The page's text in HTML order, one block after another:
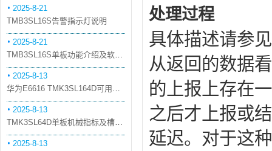
2025-8-21
TMB3SL16S告警指示灯说明
2025-8-21
TMB3SL16S单板功能介绍及软件配套
2025-8-13
华为E6616 TMK3SL164D可用万兆光模块
2025-8-13
TMK3SL64D单板机械指标及槽位介绍
2025-8-13
处理过程
具体描述请参
从返回的数据
的上报上存在
之后才上报或
延迟。对于这